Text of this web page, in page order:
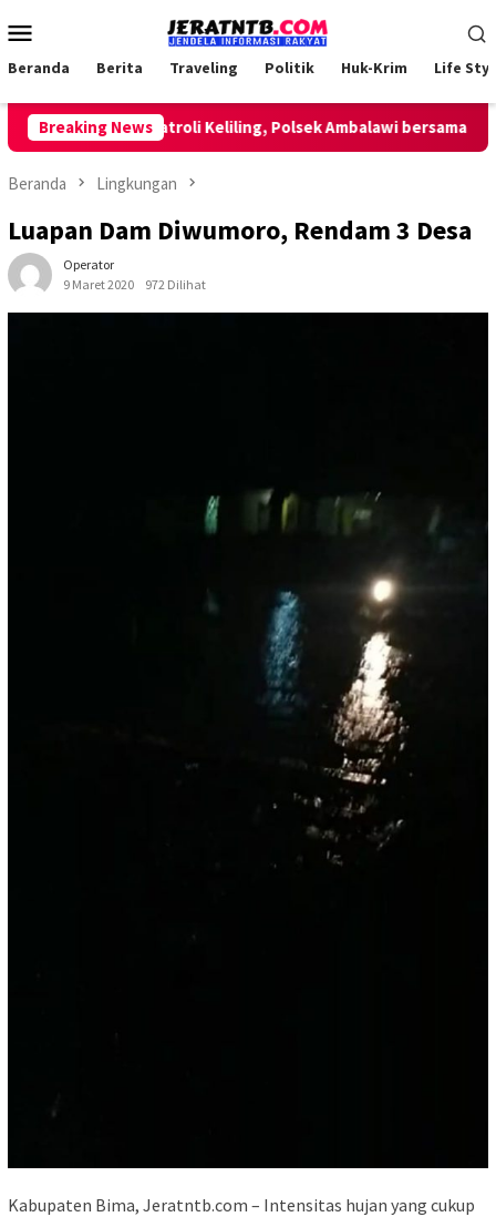
ke
Mobile
Beranda Berita Traveling Politik Huk-Krim Life
Breaking News
Lakukan Patroli Keliling, Polsek Ambalawi bersama TNI dan
Beranda Lingkungan
Luapan Dam Diwumoro, Rendam 3 Desa
Operator
9 Maret 2020
972 Dilihat
Kabupaten Bima, Jeratntb.com – Intensitas hujan yang cukup